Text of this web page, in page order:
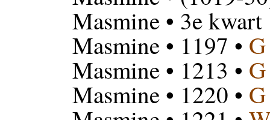
Masmine• 3e kwart
Masmine• 1197 •
Masmine• 1213 •
Masmine• 1220 •